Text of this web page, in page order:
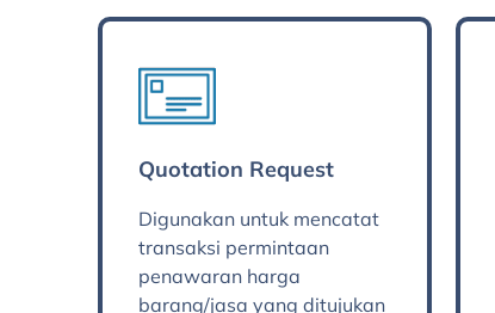
Quotation Request
Digunakan untuk mencatat
transaksi permintaan
penawaran harga
barang/jasa yang ditujukan